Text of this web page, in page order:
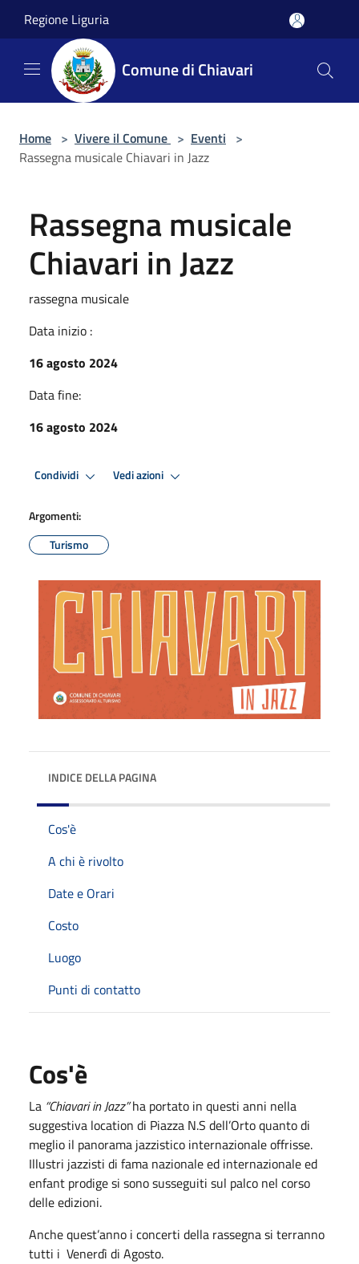
Regione Liguria
Comune di Chiavari
Home > Vivere il Comune > Eventi >
Rassegna musicale Chiavari in Jazz
Rassegna musicale
Chiavari in Jazz
rassegna musicale
Data inizio :
16 agosto 2024
Data fine:
16 agosto 2024
Condividi Vedi azioni
Argomenti:
Turismo
INDICE DELLA PAGINA
Cos'è
A chi è rivolto
Date e Orari
Costo
Luogo
Punti di contatto
Cos'è
La “Chiavari in Jazz”ha portato in questi anni nella
suggestiva location di Piazza N.S dell’Orto quanto di
meglio il panorama jazzistico internazionale offrisse.
Illustri jazzisti di fama nazionale ed internazionale ed
enfant prodige si sono susseguiti sul palco nel corso
delle edizioni.
Anche quest’anno i concerti della rassegna si terranno
tutti i Venerdì di Agosto.